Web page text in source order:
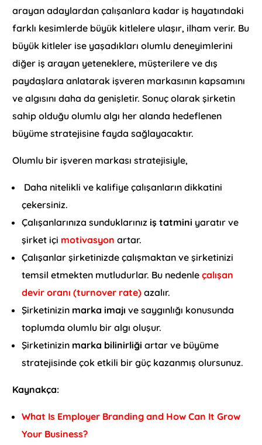
arayan adaylardan çalışanlara kadar iş hayatındaki
farklı kesimlerde büyük kitlelere ulaşır, ilham verir. Bu
büyük kitleler ise yaşadıkları olumlu deneyimlerini
diğer iş arayan yeteneklere, müşterilere ve dış
paydaşlara anlatarak işveren markasının kapsamını
ve algısını daha da genişletir. Sonuç olarak şirketin
sahip olduğu olumlu algı her alanda hedeflenen
büyüme stratejisine fayda sağlayacaktır.
Olumlu bir işveren markası stratejisiyle,
Daha nitelikli ve kalifiye çalışanların dikkatini
çekersiniz.
Çalışanlarınıza sunduklarınıziş tatmini yaratır ve
şirket içi motivasyon artar.
Çalışanlar şirketinizde çalışmaktan ve şirketinizi
temsil etmekten mutludurlar. Bu nedenleçalışan
devir oranı (turnover rate) azalır.
Şirketinizin marka imajıve saygınlığı konusunda
toplumda olumlu bir algı oluşur.
Şirketinizin marka bilinirliği artar ve büyüme
stratejisinde çok etkili bir güç kazanmış olursunuz.
Kaynakça:
What Is Employer Branding and How Can It Grow
Your Business?